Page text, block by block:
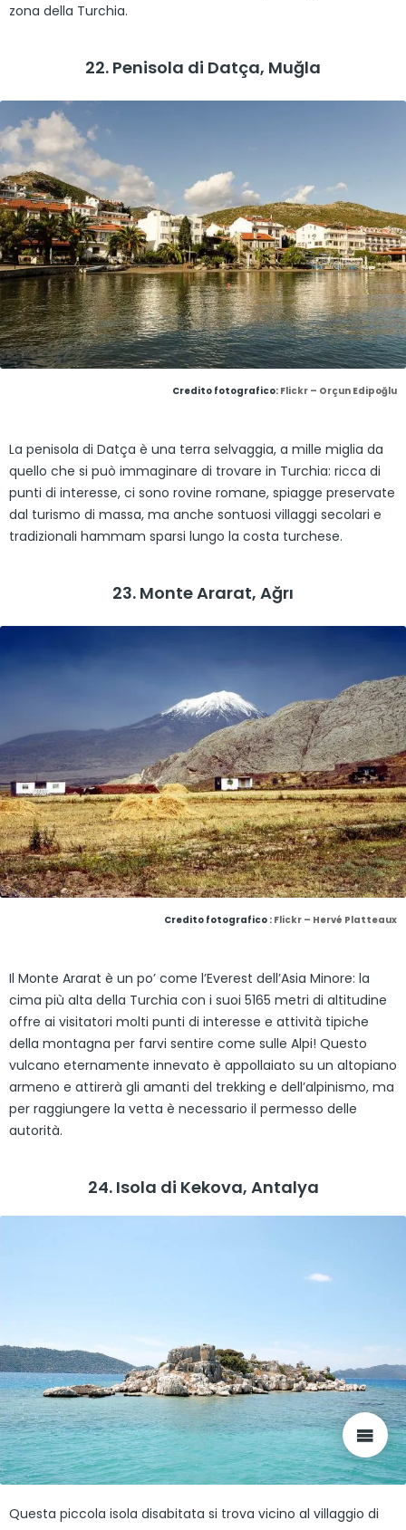
zona della Turchia.
22. Penisola di Datça, Muğla
Credito fotografico: Flickr – Orçun Edipoğlu
La penisola di Datça è una terra selvaggia, a mille miglia da
quello che si può immaginare di trovare in Turchia: ricca di
punti di interesse, ci sono rovine romane, spiagge preservate
dal turismo di massa, ma anche sontuosi villaggi secolari e
tradizionali hammam sparsi lungo la costa turchese.
23. Monte Ararat, Ağrı
Credito fotografico : Flickr – Hervé Platteaux
Il Monte Ararat è un po’ come l’Everest dell’Asia Minore: la
cima più alta della Turchia con i suoi 5165 metri di altitudine
offre ai visitatori molti punti di interesse e attività tipiche
della montagna per farvi sentire come sulle Alpi! Questo
vulcano eternamente innevato è appollaiato su un altopiano
armeno e attirerà gli amanti del trekking e dell’alpinismo, ma
per raggiungere la vetta è necessario il permesso delle
autorità.
24. Isola di Kekova, Antalya
Questa piccola isola disabitata si trova vicino al villaggio di